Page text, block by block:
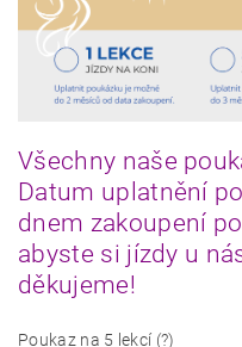
Všechny naše
Datum uplatnění
dnem zakoupení
abyste si jízdy u
děkujeme!
Poukaz na 5 lekcí (?)